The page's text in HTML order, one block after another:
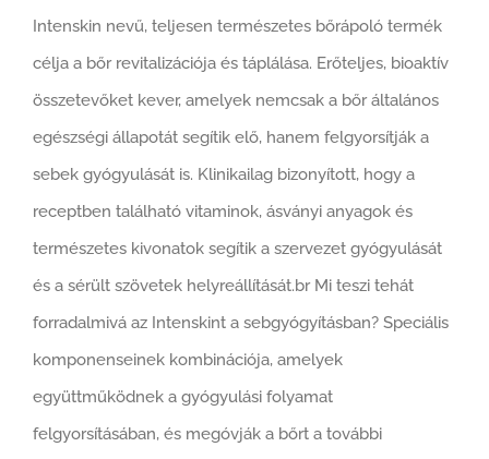
Intenskin nevű, teljesen természetes bőrápoló termék
célja a bőr revitalizációja és táplálása. Erőteljes, bioaktív
összetevőket kever, amelyek nemcsak a bőr általános
egészségi állapotát segítik elő, hanem felgyorsítják a
sebek gyógyulását is. Klinikailag bizonyított, hogy a
receptben található vitaminok, ásványi anyagok és
természetes kivonatok segítik a szervezet gyógyulását
és a sérült szövetek helyreállítását.br Mi teszi tehát
forradalmivá az Intenskint a sebgyógyításban? Speciális
komponenseinek kombinációja, amelyek
együttműködnek a gyógyulási folyamat
felgyorsításában, és megóvják a bőrt a további